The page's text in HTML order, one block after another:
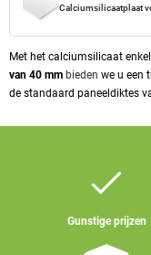
Met het calciumsilicaat
van 40 mm bieden we u een
de standaard paneeldiktes
Calciumsilicaatplaat
Gunstige prijzen